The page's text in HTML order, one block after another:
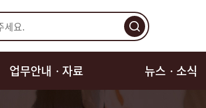
업무안내ㆍ자료 뉴스ㆍ소식